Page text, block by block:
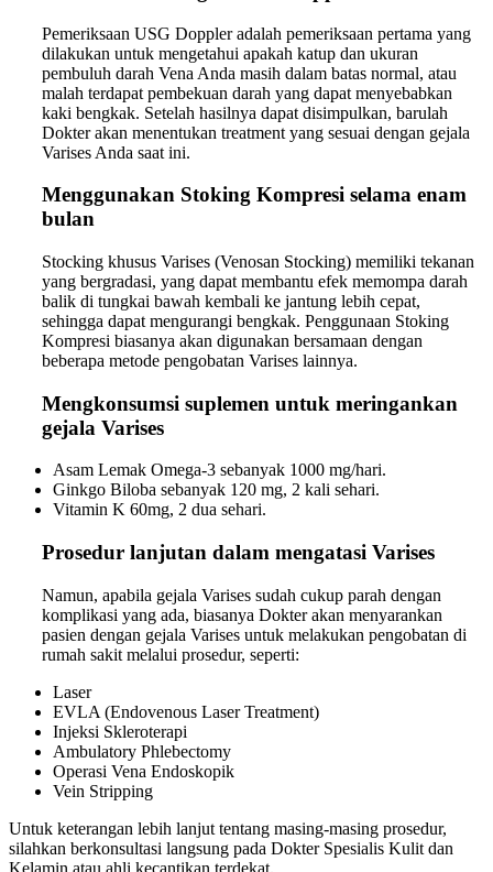
Pemeriksaan USG Doppler adalah pemeriksaan pertama yang
dilakukan untuk mengetahui apakah katup dan ukuran
pembuluh darah Vena Anda masih dalam batas normal, atau
malah terdapat pembekuan darah yang dapat menyebabkan
kaki bengkak. Setelah hasilnya dapat disimpulkan, barulah
Dokter akan menentukan treatment yang sesuai dengan gejala
Varises Anda saat ini.
Menggunakan Stoking Kompresi selama enam
bulan
Stocking khusus Varises (Venosan Stocking) memiliki tekanan
yang bergradasi, yang dapat membantu efek memompa darah
balik di tungkai bawah kembali ke jantung lebih cepat,
sehingga dapat mengurangi bengkak. Penggunaan Stoking
Kompresi biasanya akan digunakan bersamaan dengan
beberapa metode pengobatan Varises lainnya.
Mengkonsumsi suplemen untuk meringankan
gejala Varises
Asam Lemak Omega-3 sebanyak 1000 mg/hari.
Ginkgo Biloba sebanyak 120 mg, 2 kali sehari.
Vitamin K 60mg, 2 dua sehari.
Prosedur lanjutan dalam mengatasi Varises
Namun, apabila gejala Varises sudah cukup parah dengan
komplikasi yang ada, biasanya Dokter akan menyarankan
pasien dengan gejala Varises untuk melakukan pengobatan di
rumah sakit melalui prosedur, seperti:
Laser
EVLA (Endovenous Laser Treatment)
Injeksi Skleroterapi
Ambulatory Phlebectomy
Operasi Vena Endoskopik
Vein Stripping
Untuk keterangan lebih lanjut tentang masing-masing prosedur,
silahkan berkonsultasi langsung pada Dokter Spesialis Kulit dan
Kelamin atau ahli kecantikan terdekat.